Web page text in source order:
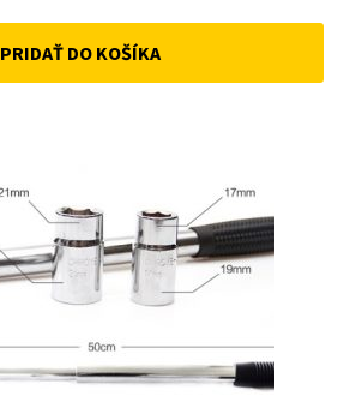
price
was:
price
is:
PRIDAŤ DO KOŠÍKA